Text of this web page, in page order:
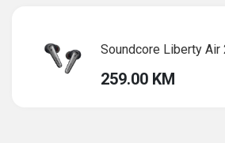
Soundcore Liberty Air
259.00 KM